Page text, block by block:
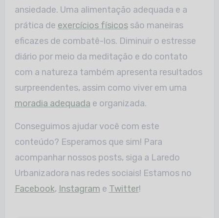
ansiedade. Uma alimentação adequada e a
prática de exercícios físicossão maneiras
eficazes de combatê-los. Diminuir o estresse
diário por meio da meditação e do contato
com a natureza também apresenta resultados
surpreendentes, assim como viver em uma
moradia adequada e organizada.
Conseguimos ajudar você com este
conteúdo? Esperamos que sim! Para
acompanhar nossos posts, siga a Laredo
Urbanizadora nas redes sociais! Estamos no
Facebook, Instagram e Twitter!